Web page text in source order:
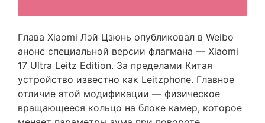
Глава Xiaomi Лэй Цзюнь опубликовал в Weibo
анонс специальной версии флагмана — Xiaomi
17 Ultra Leitz Edition. За пределами Китая
устройство известно как Leitzphone. Главное
отличие этой модификации — физическое
вращающееся кольцо на блоке камер, которое